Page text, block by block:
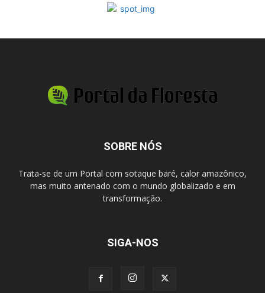
SOBRE NÓS
Trata-se de um Portal com sotaque baré, calor amazônico,
mas muito antenado com o mundo globalizado e em
transformação.
SIGA-NOS